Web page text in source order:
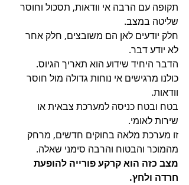
תקופה עם הרבה אי וודאות, תסכול וחוסר
שליטה במצב.
חלק יודעים לאן הם משובצים, חלק אחר
לא יודע דבר.
הדבר היחיד שידוע הוא תאריך הגיוס.
כולנו מרגישים אי נוחות גדולה מול חוסר
וודאות.
בטח ובטח כניסה למערכת צבאית או
שירות לאומי.
זו מערכת מלאה בחוקים חדשים, מרחק
מהמוכר והבטוח והרבה סימני שאלה.
מצב כזה הוא קרקע פורייה להופעת
חרדה ולחץ.